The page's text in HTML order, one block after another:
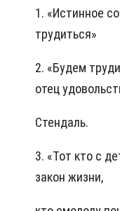
1. «Истинное
трудиться»
2. «Будем
отец
Стендаль.
3. «Тот кто с
закон жизни,